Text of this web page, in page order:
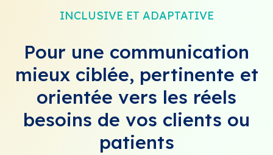
INCLUSIVE ET ADAPTATIVE
Pour une communication
mieux ciblée, pertinente et
orientée vers les réels
besoins de vos clients ou
patients